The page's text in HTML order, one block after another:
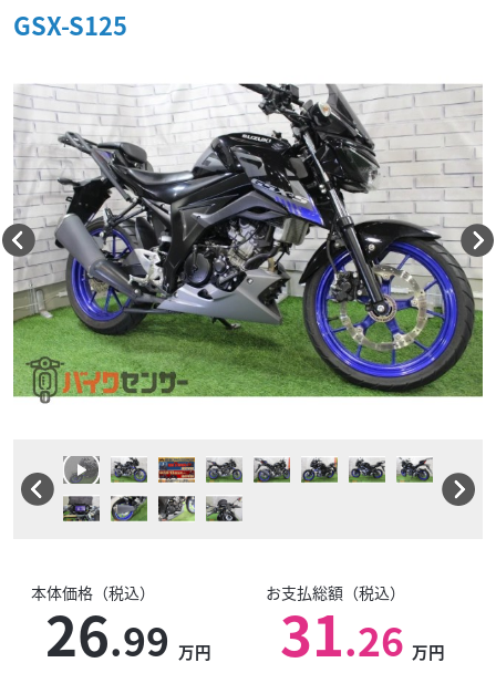
GSX-S125
本体価格（税込）
26.99 万円
お支払総額（税込）
31.26 万円